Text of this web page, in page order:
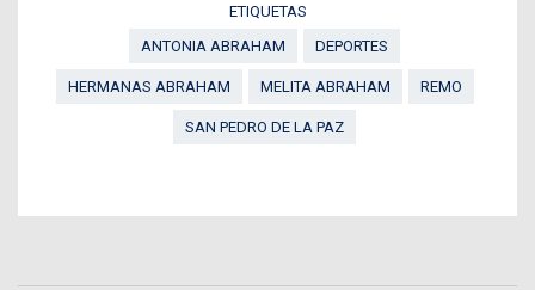
ETIQUETAS
ANTONIA ABRAHAM
DEPORTES
HERMANAS ABRAHAM MELITA ABRAHAM REMO
SAN PEDRO DE LA PAZ